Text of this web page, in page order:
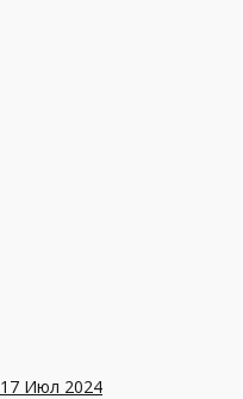
17 Июл 2024